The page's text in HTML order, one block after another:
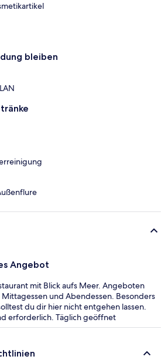
bleiben
Angebot
mit Blick aufs Meer. Angeboten
und Abendessen. Besonders
du dir hier nicht entgehen lassen.
erforderlich. Täglich geöffnet